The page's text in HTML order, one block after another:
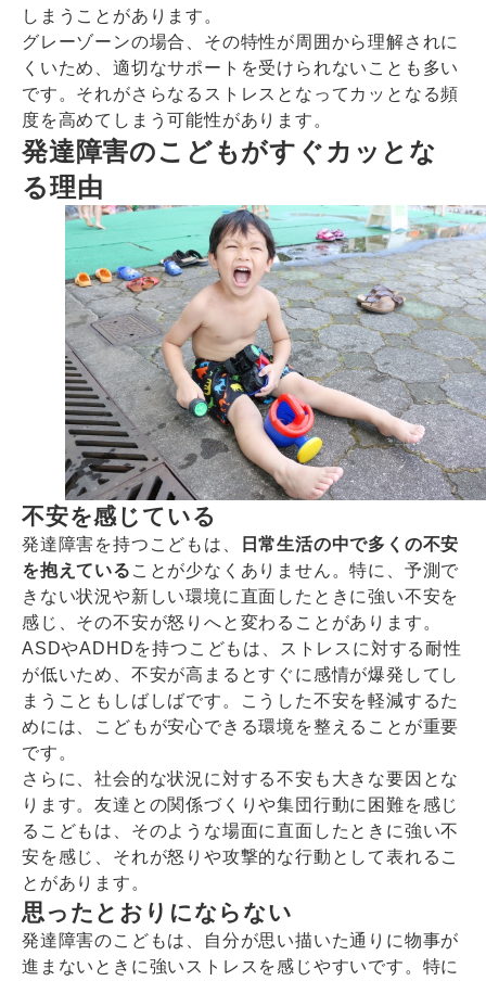
しまうことがあります。
グレーゾーンの場合、その特性が周囲から理解されに
くいため、適切なサポートを受けられないことも多い
です。それがさらなるストレスとなってカッとなる頻
度を高めてしまう可能性があります。
発達障害のこどもがすぐカッとな
る理由
不安を感じている
発達障害を持つこどもは、
日常生活の中で多くの不安
を抱えている ことが少なくありません。特に、予測で
きない状況や新しい環境に直面したときに強い不安を
感じ、その不安が怒りへと変わることがあります。
ASDやADHDを持つこどもは、ストレスに対する耐性
が低いため、不安が高まるとすぐに感情が爆発してし
まうこともしばしばです。こうした不安を軽減するた
めには、こどもが安心できる環境を整えることが重要
です。
さらに、社会的な状況に対する不安も大きな要因とな
ります。友達との関係づくりや集団行動に困難を感じ
るこどもは、そのような場面に直面したときに強い不
安を感じ、それが怒りや攻撃的な行動として表れるこ
とがあります。
思ったとおりにならない
発達障害のこどもは、自分が思い描いた通りに物事が
進まないときに強いストレスを感じやすいです。特に